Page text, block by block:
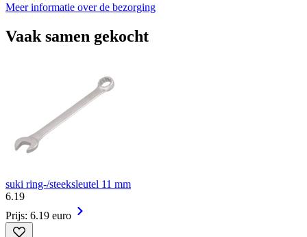
Meer informatie over de bezorging
Vaak samen gekocht
suki ring-/steeksleutel 11 mm
6.19
Prijs: 6.19 euro